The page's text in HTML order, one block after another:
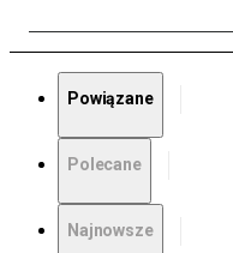
Powiązane
Polecane
Najnowsze